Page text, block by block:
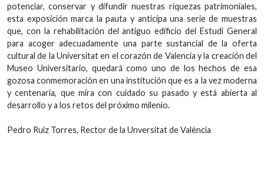
potenciar, conservar y difundir nuestras riquezas patrimoniales,
esta exposición marca la pauta y anticipa una serie de muestras
que, con la rehabilitación del antiguo edificio del Estudi General
para acoger adecuadamente una parte sustancial de la oferta
cultural de la Universitat en el corazón de Valencia y la creación del
Museo Universitario, quedará como uno de los hechos de esa
gozosa conmemoración en una institución que es a la vez moderna
y centenaria, que mira con cuidado su pasado y está abierta al
desarrollo y a los retos del próximo milenio.
Pedro Ruiz Torres, Rector de la Unversitat de València